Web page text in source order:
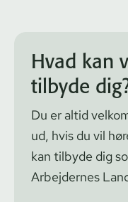
Hvad kan
tilbyde
Du er altid
ud, hvis du vil
kan tilbyde dig
Arbejdernes